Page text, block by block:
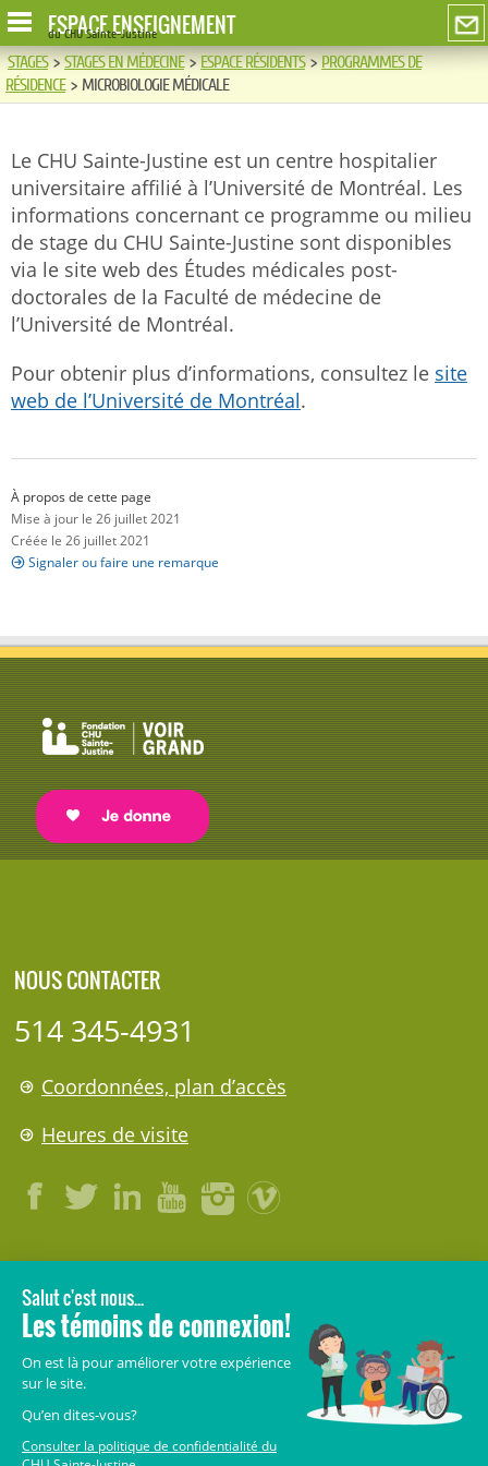
ESPACE ENSEIGNEMENT
du CHU Sainte-Justine
STAGES>STAGES EN MÉDECINE>ESPACE RÉSIDENTS>PROGRAMMES DE
RÉSIDENCE > MICROBIOLOGIE MÉDICALE
Le CHU Sainte-Justine est un centre hospitalier
universitaire affilié à l’Université de Montréal. Les
informations concernant ce programme ou milieu
de stage du CHU Sainte-Justine sont disponibles
via le site web des Études médicales post-
doctorales de la Faculté de médecine de
l’Université de Montréal.
Pour obtenir plus d’informations, consultez le site
web de l’Université de Montréal.
À propos de cette page
Mise à jour le 26 juillet 2021
Créée le 26 juillet 2021
Signaler ou faire une remarque
NOUS CONTACTER
514 345-4931
Coordonnées, plan d’accès
Heures de visite
LÉGAL
© 2006-2026CHU Sainte-Justine.
Avis légaux
Crédits